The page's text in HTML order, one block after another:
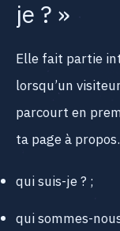
je ? »
Elle fait partie
lorsqu’un
parcourt en
ta page à
qui suis-je ? ;
qui sommes-